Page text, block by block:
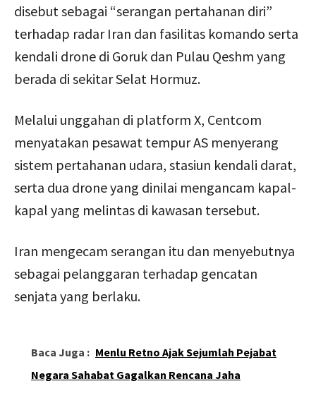
disebut sebagai “serangan pertahanan diri”
terhadap radar Iran dan fasilitas komando serta
kendali drone di Goruk dan Pulau Qeshm yang
berada di sekitar Selat Hormuz.
Melalui unggahan di platform X, Centcom
menyatakan pesawat tempur AS menyerang
sistem pertahanan udara, stasiun kendali darat,
serta dua drone yang dinilai mengancam kapal-
kapal yang melintas di kawasan tersebut.
Iran mengecam serangan itu dan menyebutnya
sebagai pelanggaran terhadap gencatan
senjata yang berlaku.
Baca Juga : Menlu Retno Ajak Sejumlah Pejabat
Negara Sahabat Gagalkan Rencana Jaha